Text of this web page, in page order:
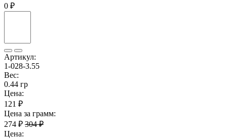
0 ₽
Артикул:
1-028-3.55
Вес:
0.44 гр
Цена:
121 ₽
Цена за грамм:
274 ₽ 304 ₽
Цена: